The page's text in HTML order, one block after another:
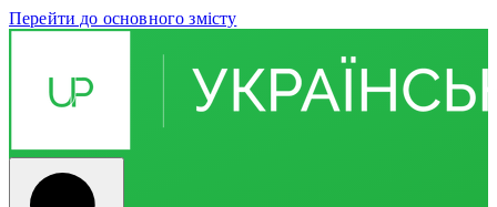
Перейти до основного змісту